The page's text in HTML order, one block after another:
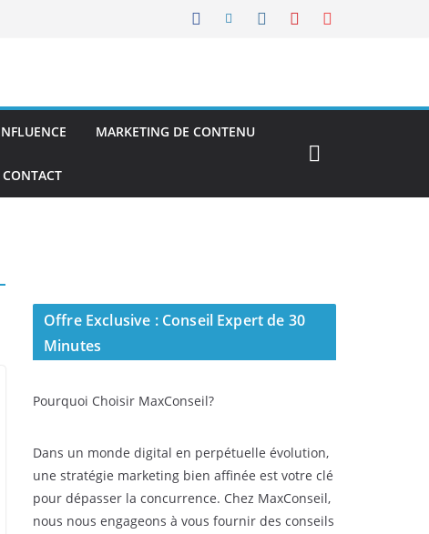
MARKETING DE CONTENU
CONTACT
Offre Exclusive : Conseil Expert de 30
Minutes
Pourquoi Choisir MaxConseil?
Dans un monde digital en perpétuelle évolution,
une stratégie marketing bien affinée est votre clé
pour dépasser la concurrence. Chez MaxConseil,
nous nous engageons à vous fournir des conseils